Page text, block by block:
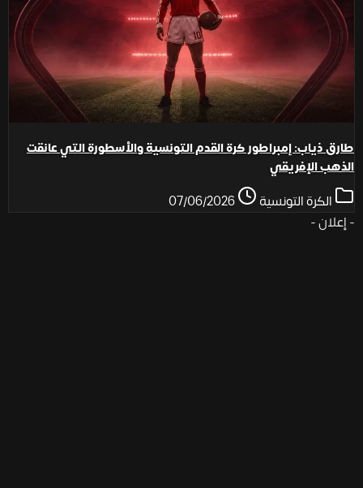
طارق ذياب: إمبراطور كرة القدم التونسية والأسطورة التي عانقت
الذهب الإفريقي
الكرة التونسية
- إعلان -